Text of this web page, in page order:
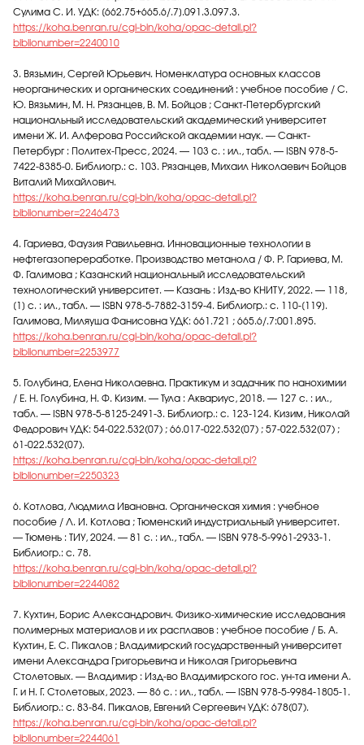
Сулима С. И. УДК: [662.75+665.6/.7].091.3.097.3.
https://koha.benran.ru/cgi-bin/koha/opac-detail.pl?
biblionumber=2240010
3. Вязьмин, Сергей Юрьевич. Номенклатура основных классов
неорганических и органических соединений : учебное пособие / С.
Ю. Вязьмин, М. Н. Рязанцев, В. М. Бойцов ; Санкт-Петербургский
национальный исследовательский академический университет
имени Ж. И. Алферова Российской академии наук. — Санкт-
Петербург : Политех-Пресс, 2024. — 103 с. : ил., табл. — ISBN 978-5-
7422-8385-0. Библиогр.: с. 103. Рязанцев, Михаил Николаевич Бойцов
Виталий Михайлович.
https://koha.benran.ru/cgi-bin/koha/opac-detail.pl?
biblionumber=2246473
4. Гариева, Фаузия Равильевна. Инновационные технологии в
нефтегазопереработке. Производство метанола / Ф. Р. Гариева, М.
Ф. Галимова ; Казанский национальный исследовательский
технологический университет. — Казань : Изд-во КНИТУ, 2022. — 118,
[1] с. : ил., табл. — ISBN 978-5-7882-3159-4. Библиогр.: с. 110-[119].
Галимова, Миляуша Фанисовна УДК: 661.721 ; 665.6/.7:001.895.
https://koha.benran.ru/cgi-bin/koha/opac-detail.pl?
biblionumber=2253977
5. Голубина, Елена Николаевна. Практикум и задачник по нанохимии
/ Е. Н. Голубина, Н. Ф. Кизим. — Тула : Аквариус, 2018. — 127 с. : ил.,
табл. — ISBN 978-5-8125-2491-3. Библиогр.: с. 123-124. Кизим, Николай
Федорович УДК: 54-022.532(07) ; 66.017-022.532(07) ; 57-022.532(07) ;
61-022.532(07).
https://koha.benran.ru/cgi-bin/koha/opac-detail.pl?
biblionumber=2250323
6. Котлова, Людмила Ивановна. Органическая химия : учебное
пособие / Л. И. Котлова ; Тюменский индустриальный университет.
— Тюмень : ТИУ, 2024. — 81 с. : ил., табл. — ISBN 978-5-9961-2933-1.
Библиогр.: с. 78.
https://koha.benran.ru/cgi-bin/koha/opac-detail.pl?
biblionumber=2244082
7. Кухтин, Борис Александрович. Физико-химические исследования
полимерных материалов и их расплавов : учебное пособие / Б. А.
Кухтин, Е. С. Пикалов ; Владимирский государственный университет
имени Александра Григорьевича и Николая Григорьевича
Столетовых. — Владимир : Изд-во Владимирского гос. ун-та имени А.
Г. и Н. Г. Столетовых, 2023. — 86 с. : ил., табл. — ISBN 978-5-9984-1805-1.
Библиогр.: с. 83-84. Пикалов, Евгений Сергеевич УДК: 678(07).
https://koha.benran.ru/cgi-bin/koha/opac-detail.pl?
biblionumber=2244061